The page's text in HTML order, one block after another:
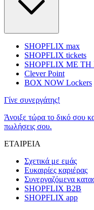
SHOPFLIX max
SHOPFLIX tickets
SHOPFLIX ΜΕ ΤΗ
Clever Point
BOX NOW Lockers
Γίνε συνεργάτης!
Άνοιξε τώρα το δικό σου
πωλήσεις σου.
ΕΤΑΙΡΕΙΑ
Σχετικά με εμάς
Ευκαιρίες καριέρας
Συνεργαζόμενα
SHOPFLIX B2B
SHOPFLIX app